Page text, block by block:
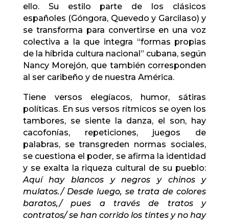
ello. Su estilo parte de los clásicos
españoles (Góngora, Quevedo y Garcilaso) y
se transforma para convertirse en una voz
colectiva a la que integra “formas propias
de la híbrida cultura nacional” cubana, según
Nancy Morejón, que también corresponden
al ser caribeño y de nuestra América.
Tiene versos elegíacos, humor, sátiras
políticas. En sus versos rítmicos se oyen los
tambores, se siente la danza, el son, hay
cacofonías, repeticiones, juegos de
palabras, se transgreden normas sociales,
se cuestiona el poder, se afirma la identidad
y se exalta la riqueza cultural de su pueblo:
Aquí hay blancos y negros y chinos y
mulatos./ Desde luego, se trata de colores
baratos,/ pues a través de tratos y
contratos/ se han corrido los tintes y no hay